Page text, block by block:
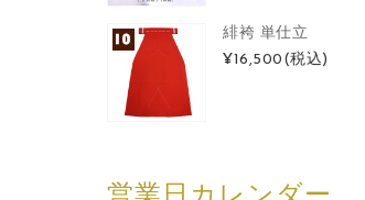
緋袴 単仕立
¥16,500 (税込)